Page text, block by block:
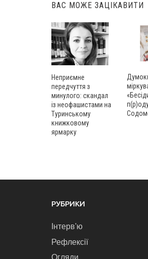
ВАС МОЖЕ ЗАЦІКАВИТИ
Неприємне
передчуття з
минулого: скандал
із неофашистами на
Туринському
книжковому
ярмарку
РУБРИКИ
Інтерв'ю
Рефлексії